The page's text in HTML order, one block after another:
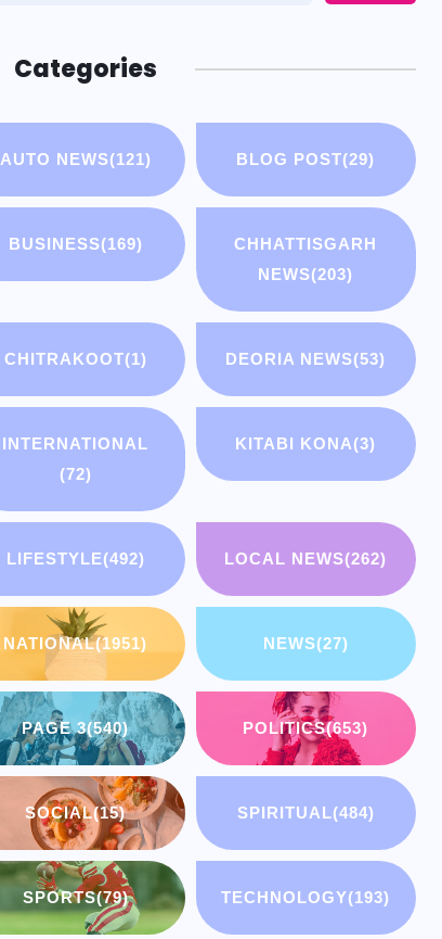
Categories
AUTO NEWS(121) BLOG POST(29)
BUSINESS(169)
CHHATTISGARH
NEWS(203)
CHITRAKOOT(1) DEORIA NEWS(53)
INTERNATIONAL
(72)
KITABI KONA(3)
LIFESTYLE(492) LOCAL NEWS(262)
NATIONAL(1951) NEWS(27)
PAGE 3(540) POLITICS(653)
SOCIAL(15) SPIRITUAL(484)
SPORTS(79) TECHNOLOGY(193)